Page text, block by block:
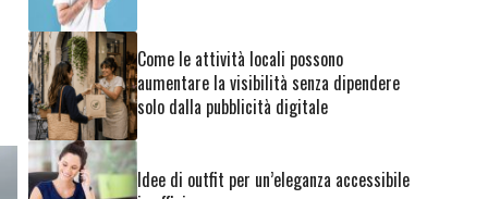
Come le attività locali possono
aumentare la visibilità senza dipendere
solo dalla pubblicità digitale
Idee di outfit per un’eleganza accessibile